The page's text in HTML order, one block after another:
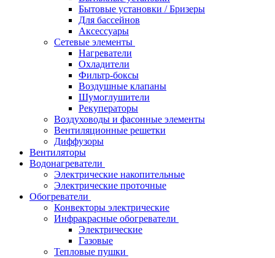
Бытовые установки / Бризеры
Для бассейнов
Аксессуары
Сетевые элементы
Нагреватели
Охладители
Фильтр-боксы
Воздушные клапаны
Шумоглушители
Рекуператоры
Воздуховоды и фасонные элементы
Вентиляционные решетки
Диффузоры
Вентиляторы
Водонагреватели
Электрические накопительные
Электрические проточные
Обогреватели
Конвекторы электрические
Инфракрасные обогреватели
Электрические
Газовые
Тепловые пушки